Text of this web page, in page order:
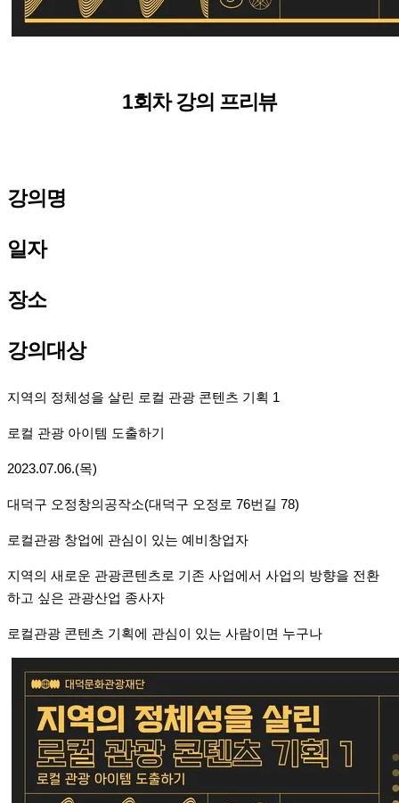
1회차 강의 프리뷰
강의명
일자
장소
강의대상
지역의 정체성을 살린 로컬 관광 콘텐츠 기획 1
로컬 관광 아이템 도출하기
2023.07.06.(목)
대덕구 오정창의공작소(대덕구 오정로 76번길 78)
로컬관광 창업에 관심이 있는 예비창업자
지역의 새로운 관광콘텐츠로 기존 사업에서 사업의 방향을 전환
하고 싶은 관광산업 종사자
로컬관광 콘텐츠 기획에 관심이 있는 사람이면 누구나